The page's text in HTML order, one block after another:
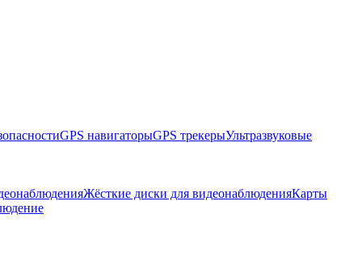
GPS навигаторыGPS трекерыУльтразвуковые
Жёсткие диски для видеонаблюденияКарты